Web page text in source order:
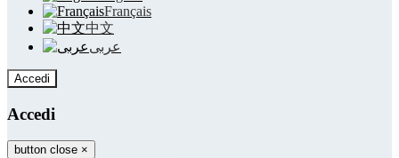
Français
中文
عربى
Accedi
Accedi
button close ×